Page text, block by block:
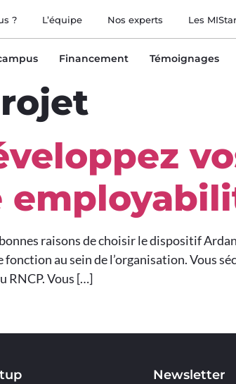
? L’équipe Nos experts Les
Financement Témoignages
raisons de choisir le dispositif
au sein de l’organisation. Vous
RNCP. Vous […]
Newsletter